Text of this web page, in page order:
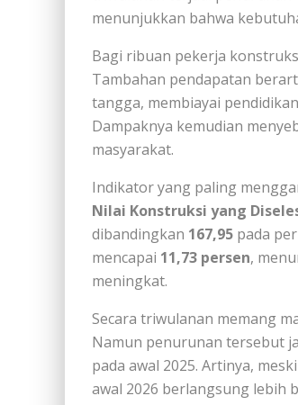
menunjukkan bahwa
Bagi ribuan pekerja
Tambahan pendapatan
tangga, membiayai
Dampaknya kemudian
masyarakat.
Indikator yang paling
Nilai Konstruksi yang
dibandingkan 167,95 pada
mencapai 11,73 persen,
meningkat.
Secara triwulanan memang
Namun penurunan tersebut
pada awal 2025. Artinya,
awal 2026 berlangsung lebih